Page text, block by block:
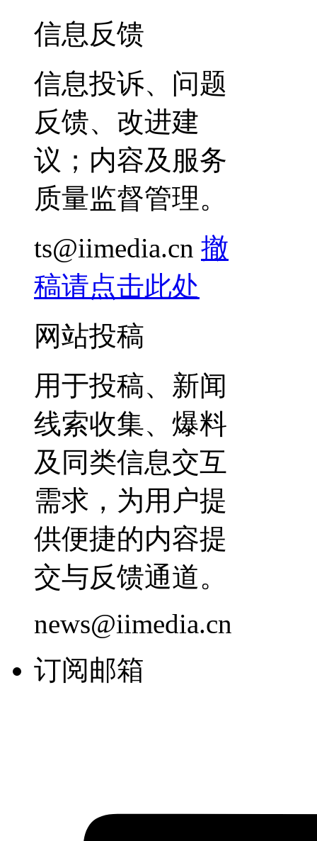
信息反馈
信息投诉、问题
反馈、改进建
议；内容及服务
质量监督管理。
ts@iimedia.cn 撤
稿请点击此处
网站投稿
用于投稿、新闻
线索收集、爆料
及同类信息交互
需求，为用户提
供便捷的内容提
交与反馈通道。
news@iimedia.cn
订阅邮箱